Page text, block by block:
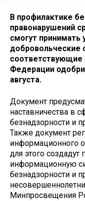
В профилактике
правонарушений
смогут принимать
добровольческие
соответствующие
Федерации
августа.
Документ
наставничества в
безнадзорности и
Также документ
информационного
для этого создадут
информационную
безнадзорности и
Минпросвещения